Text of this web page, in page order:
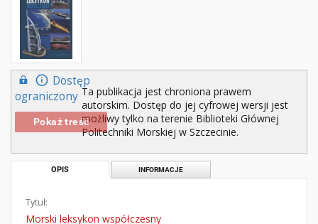
Dostęp
ograniczony
Pokaż treść
Ta publikacja jest chroniona prawem
autorskim. Dostęp do jej cyfrowej wersji jest
możliwy tylko na terenie Biblioteki Głównej
Politechniki Morskiej w Szczecinie.
OPIS INFORMACJE
Tytuł:
Morski leksykon współczesny